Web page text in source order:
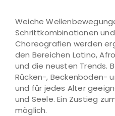
Weiche
Schrittkombinationen
Choreografien werden
den Bereichen Latino,
und die neusten Trends.
Rücken-, Beckenboden-
und für jedes Alter
und Seele. Ein Zustieg
möglich.